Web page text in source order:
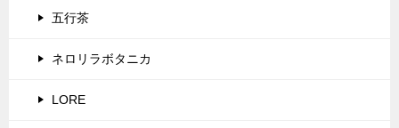
五行茶
ネロリラボタニカ
LORE